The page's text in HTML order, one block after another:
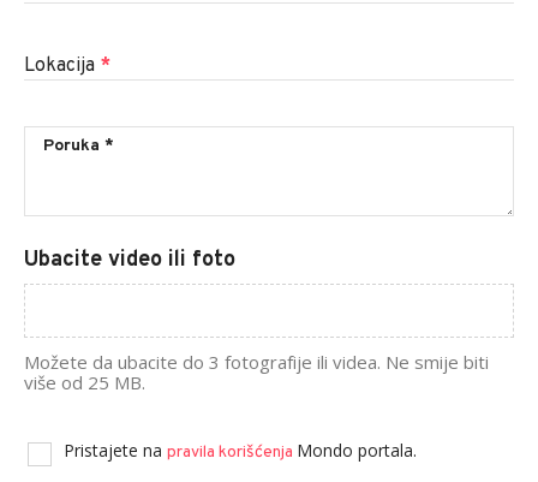
Lokacija *
Ubacite video ili foto
Možete da ubacite do 3 fotografije ili videa. Ne smije biti
više od 25 MB.
Pristajete na pravila korišćenja Mondo portala.